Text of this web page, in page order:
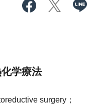
学療法
surgery；